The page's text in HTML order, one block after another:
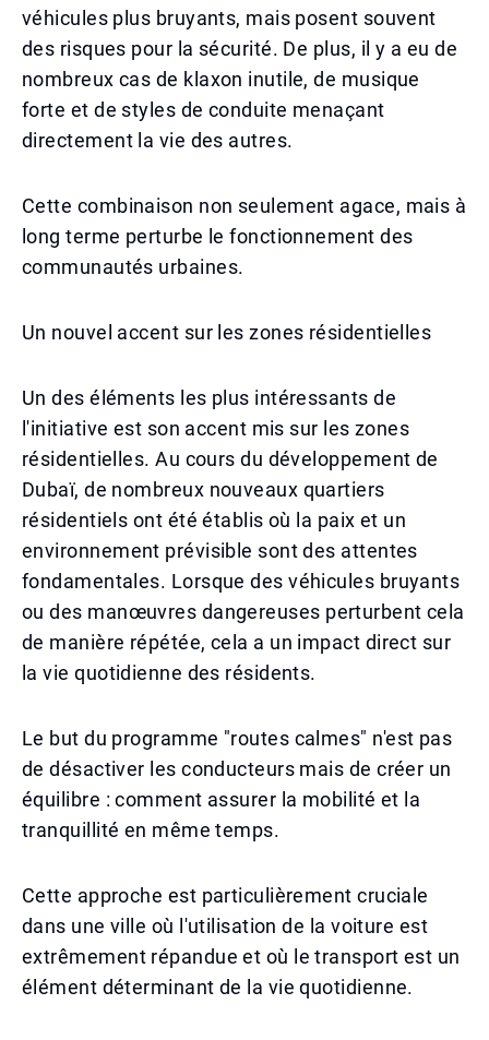
véhicules plus bruyants, mais posent souvent
des risques pour la sécurité. De plus, il y a eu de
nombreux cas de klaxon inutile, de musique
forte et de styles de conduite menaçant
directement la vie des autres.
Cette combinaison non seulement agace, mais à
long terme perturbe le fonctionnement des
communautés urbaines.
Un nouvel accent sur les zones résidentielles
Un des éléments les plus intéressants de
l'initiative est son accent mis sur les zones
résidentielles. Au cours du développement de
Dubaï, de nombreux nouveaux quartiers
résidentiels ont été établis où la paix et un
environnement prévisible sont des attentes
fondamentales. Lorsque des véhicules bruyants
ou des manœuvres dangereuses perturbent cela
de manière répétée, cela a un impact direct sur
la vie quotidienne des résidents.
Le but du programme "routes calmes" n'est pas
de désactiver les conducteurs mais de créer un
équilibre : comment assurer la mobilité et la
tranquillité en même temps.
Cette approche est particulièrement cruciale
dans une ville où l'utilisation de la voiture est
extrêmement répandue et où le transport est un
élément déterminant de la vie quotidienne.